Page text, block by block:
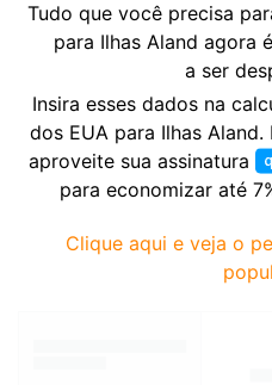
Tudo que você precisa
para Ilhas Aland agora
a ser
Insira esses dados na
dos EUA para Ilhas
aproveite sua assinatura
para economizar até
Clique aqui e veja o